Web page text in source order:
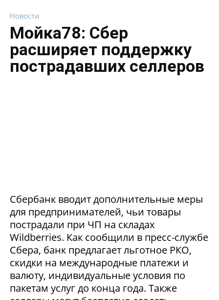
Новости
Мойка78: Сбер
расширяет поддержку
пострадавших селлеров
Сбербанк вводит дополнительные меры
для предпринимателей, чьи товары
пострадали при ЧП на складах
Wildberries. Как сообщили в пресс-службе
Сбера, банк предлагает льготное РКО,
скидки на международные платежи и
валюту, индивидуальные условия по
пакетам услуг до конца года. Также